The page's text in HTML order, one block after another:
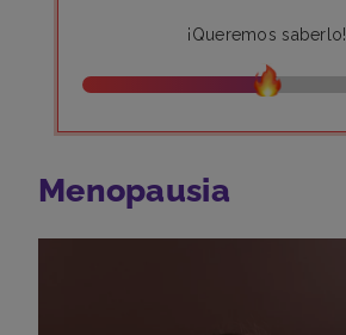
¡Queremos saberlo!
Menopausia